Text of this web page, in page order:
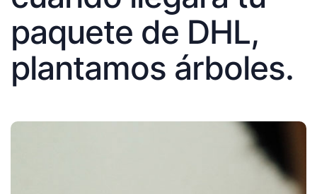
paquete de DHL,
plantamos árboles.